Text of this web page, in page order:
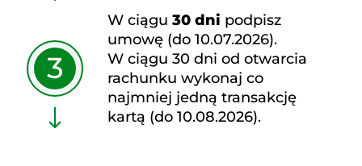
3
W ciągu 30 dni podpisz
umowę (do 10.07.2026).
W ciągu 30 dni od otwarcia
rachunku wykonaj co
najmniej jedną transakcję
kartą (do 10.08.2026).